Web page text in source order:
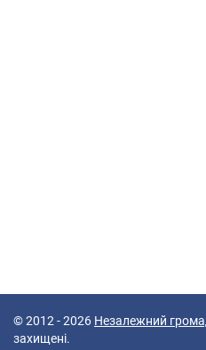
© 2012 - 2026 Незалежний
захищені.